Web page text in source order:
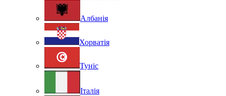
Албанія
Хорватія
Туніс
Італія